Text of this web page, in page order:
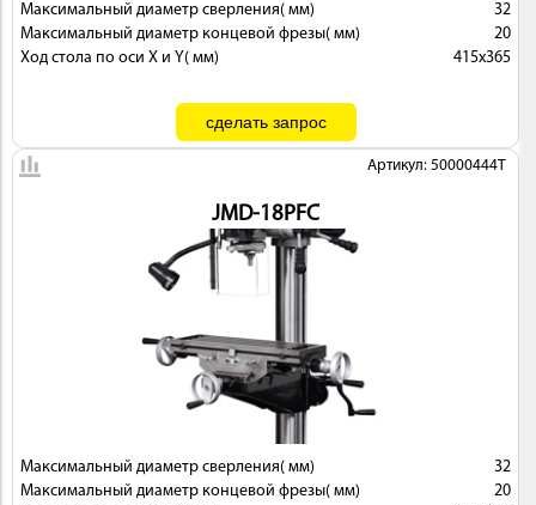
Максимальный диаметр сверления( мм)
32
Максимальный диаметр концевой фрезы( мм)
20
Ход стола по оси X и Y( мм)
415x365
Артикул: 50000444T
JMD-18PFC
Максимальный диаметр сверления( мм)
32
Максимальный диаметр концевой фрезы( мм)
20